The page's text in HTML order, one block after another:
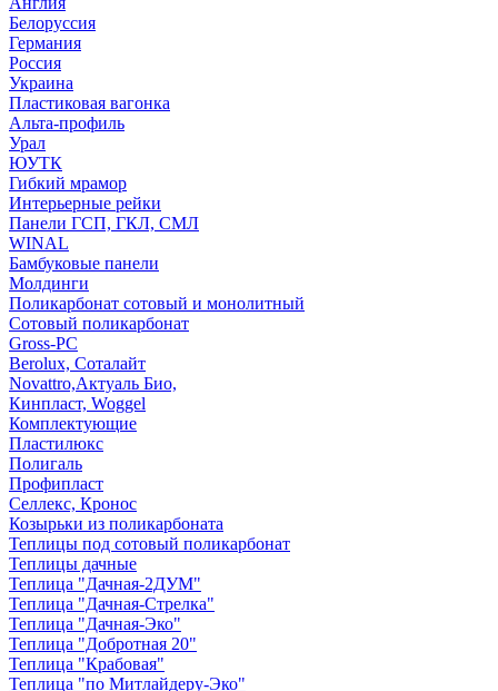
Белоруссия
Германия
Россия
Украина
Пластиковая вагонка
Альта-профиль
Урал
ЮУТК
Гибкий мрамор
Интерьерные рейки
Панели ГСП, ГКЛ, СМЛ
WINAL
Бамбуковые панели
Молдинги
Поликарбонат сотовый и монолитный
Сотовый поликарбонат
Gross-PC
Berolux, Соталайт
Novattro,Актуаль Био,
Кинпласт, Woggel
Комплектующие
Пластилюкс
Полигаль
Профипласт
Селлекс, Кронос
Козырьки из поликарбоната
Теплицы под сотовый поликарбонат
Теплицы дачные
Теплица "Дачная-2ДУМ"
Теплица "Дачная-Стрелка"
Теплица "Дачная-Эко"
Теплица "Добротная 20"
Теплица "Крабовая"
Теплица "по Митлайдеру-Эко"